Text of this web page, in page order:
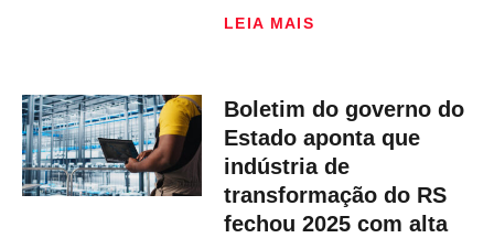
LEIA MAIS
Boletim do governo do
Estado aponta que
indústria de
transformação do RS
fechou 2025 com alta